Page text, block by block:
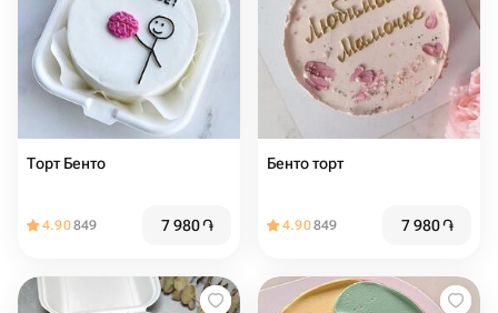
Торт Бенто
4.90849 7 980֏
Бенто торт
4.90849 7 980֏